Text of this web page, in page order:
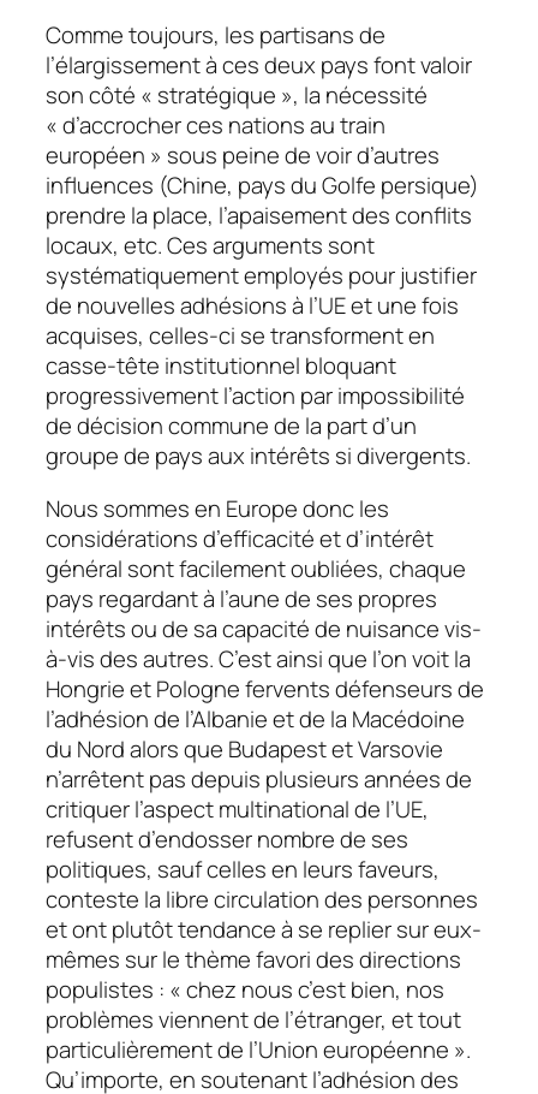
Comme toujours, les partisans de
l’élargissement à ces deux pays font valoir
son côté « stratégique », la nécessité
« d’accrocher ces nations au train
européen » sous peine de voir d’autres
influences (Chine, pays du Golfe persique)
prendre la place, l’apaisement des conflits
locaux, etc. Ces arguments sont
systématiquement employés pour justifier
de nouvelles adhésions à l’UE et une fois
acquises, celles-ci se transforment en
casse-tête institutionnel bloquant
progressivement l’action par impossibilité
de décision commune de la part d’un
groupe de pays aux intérêts si divergents.
Nous sommes en Europe donc les
considérations d’efficacité et d’intérêt
général sont facilement oubliées, chaque
pays regardant à l’aune de ses propres
intérêts ou de sa capacité de nuisance vis-
à-vis des autres. C’est ainsi que l’on voit la
Hongrie et Pologne fervents défenseurs de
l’adhésion de l’Albanie et de la Macédoine
du Nord alors que Budapest et Varsovie
n’arrêtent pas depuis plusieurs années de
critiquer l’aspect multinational de l’UE,
refusent d’endosser nombre de ses
politiques, sauf celles en leurs faveurs,
conteste la libre circulation des personnes
et ont plutôt tendance à se replier sur eux-
mêmes sur le thème favori des directions
populistes : « chez nous c’est bien, nos
problèmes viennent de l’étranger, et tout
particulièrement de l’Union européenne ».
Qu’importe, en soutenant l’adhésion des